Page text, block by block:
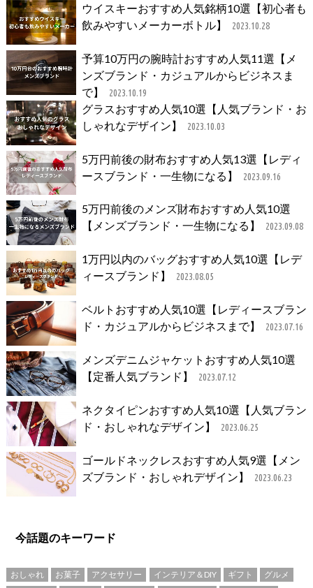
ウイスキーおすすめ人気銘柄10選【初心者も
飲みやすいメーカーボトル】
2023.10.28
予算10万円の腕時計おすすめ人気11選【メ
ンズブランド・カジュアルからビジネスま
で】
2023.10.19
グラスおすすめ人気10選【人気ブランド・お
しゃれなデザイン】
2023.10.03
5万円前後の財布おすすめ人気13選【レディ
ースブランド・一生物になる】
2023.09.16
5万円前後のメンズ財布おすすめ人気10選
【メンズブランド・一生物になる】
2023.09.08
1万円以内のバッグおすすめ人気10選【レデ
ィースブランド】
2023.08.05
ベルトおすすめ人気10選【レディースブラン
ド・カジュアルからビジネスまで】
2023.07.16
メンズデニムジャケットおすすめ人気10選
【定番人気ブランド】
2023.07.12
ネクタイピンおすすめ人気10選【人気ブラン
ド・おしゃれなデザイン】
2023.06.25
ゴールドネックレスおすすめ人気9選【メン
ズブランド・おしゃれデザイン】
2023.06.23
今話題のキーワード
おしゃれ お菓子 アクセサリー インテリア＆DIY ギフト
グルメ